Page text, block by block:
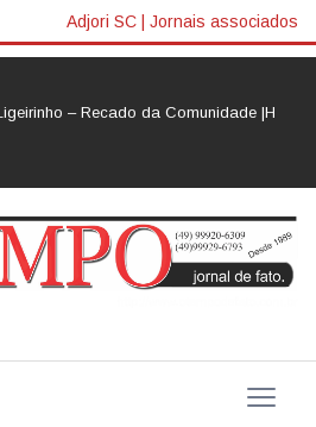
Adjori SC | Jornais associados
– Recado da Comunidade |